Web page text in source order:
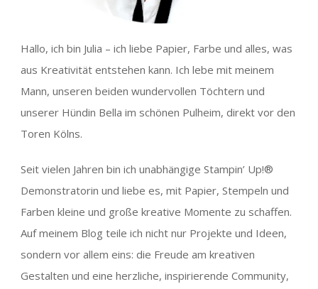
Hallo, ich bin Julia – ich liebe Papier, Farbe und alles, was
aus Kreativität entstehen kann. Ich lebe mit meinem
Mann, unseren beiden wundervollen Töchtern und
unserer Hündin Bella im schönen Pulheim, direkt vor den
Toren Kölns.
Seit vielen Jahren bin ich unabhängige Stampin’ Up!®
Demonstratorin und liebe es, mit Papier, Stempeln und
Farben kleine und große kreative Momente zu schaffen.
Auf meinem Blog teile ich nicht nur Projekte und Ideen,
sondern vor allem eins: die Freude am kreativen
Gestalten und eine herzliche, inspirierende Community,